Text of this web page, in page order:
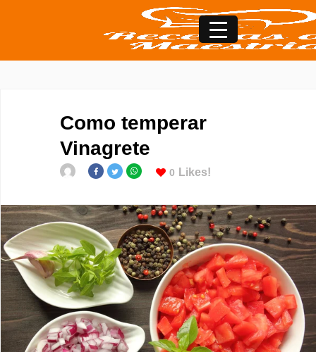
Como temperar
Vinagrete
0 Likes!